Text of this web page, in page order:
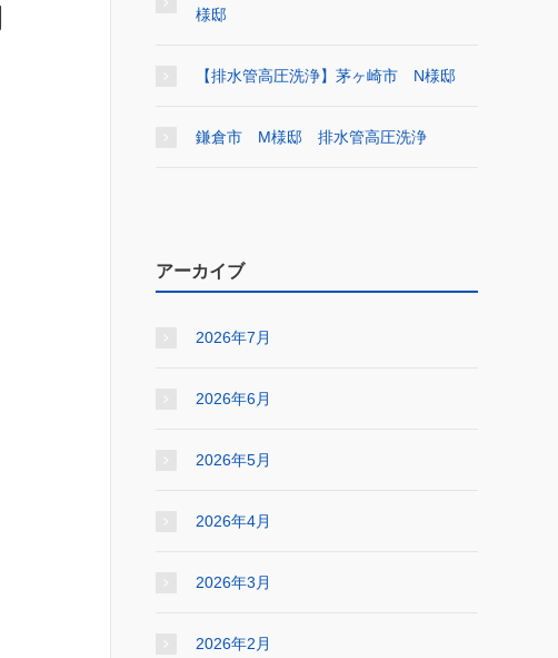
様邸
【排水管高圧洗浄】茅ヶ崎市 N様邸
鎌倉市 M様邸 排水管高圧洗浄
アーカイブ
2026年7月
2026年6月
2026年5月
2026年4月
2026年3月
2026年2月